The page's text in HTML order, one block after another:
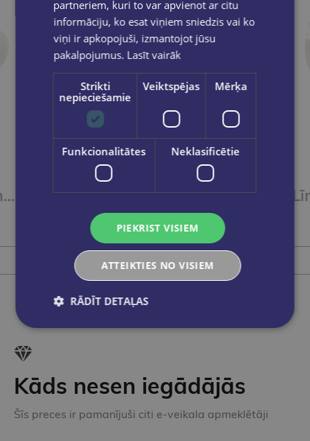
Līmlente 10x19mm. Caurspīdīga Līme - rolleris Mini 6mm, 8 metri
€3.95
Ielikt grozā
Kāds nesen iegādājās
Šīs preces ir pamanījuši citi e-veikala apmeklētāji
partneriem, kuri to var apvienot ar citu
informāciju, ko esat viņiem sniedzis vai ko
viņi ir apkopojuši, izmantojot jūsu
pakalpojumus. Lasīt vairāk
Strikti
nepieciešamie
Veiktspējas Mērķa
Funkcionalitātes Neklasificētie
PIEKRIST VISIEM
ATTEIKTIES NO VISIEM
RĀDĪT DETAĻAS